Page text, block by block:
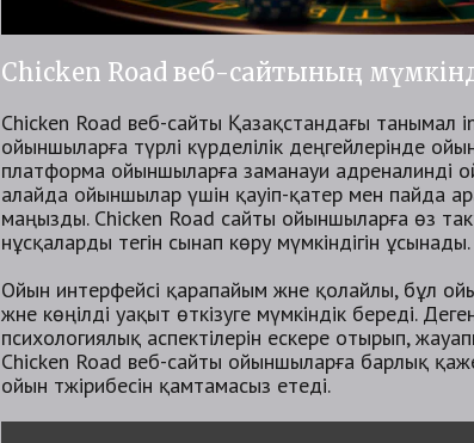
Chicken Road веб-сайтының
Chicken Road веб-сайты Қазақстандағы
ойыншыларға түрлі күрделілік деңгейлерінде
платформа ойыншыларға заманауи адреналинді
алайда ойыншылар үшін қауіп-қатер мен пайда
маңызды. Chicken Road сайты ойыншыларға өз
нұсқаларды тегін сынап көру мүмкіндігін ұсынады.
Ойын интерфейсі қарапайым және қолайлы, бұл
және көңілді уақыт өткізуге мүмкіндік береді.
психологиялық аспектілерін ескере отырып,
Chicken Road веб-сайты ойыншыларға барлық
ойын тәжірибесін қамтамасыз етеді.